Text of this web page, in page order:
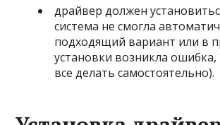
драйвер должен
система не смогла
подходящий вариант или в
установки возникла ошибка,
все делать самостоятельно).